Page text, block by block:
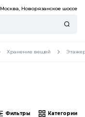
Москва, Новорязанское шоссе
Хранение вещей
Фильтры Категории